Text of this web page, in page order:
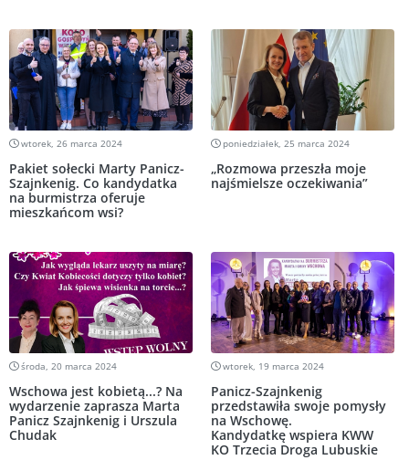
wtorek, 26 marca 2024
Pakiet sołecki Marty Panicz-
Szajnkenig. Co kandydatka
na burmistrza oferuje
mieszkańcom wsi?
poniedziałek, 25 marca 2024
„Rozmowa przeszła moje
najśmielsze oczekiwania”
środa, 20 marca 2024
Wschowa jest kobietą...? Na
wydarzenie zaprasza Marta
Panicz Szajnkenig i Urszula
Chudak
wtorek, 19 marca 2024
Panicz-Szajnkenig
przedstawiła swoje pomysły
na Wschowę.
Kandydatkę wspiera KWW
KO Trzecia Droga Lubuskie